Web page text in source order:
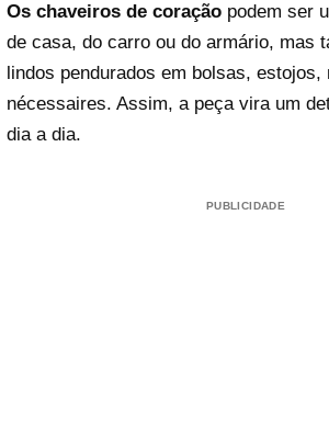
Os chaveiros de coração podem ser
de casa, do carro ou do armário, mas
lindos pendurados em bolsas, estojos,
nécessaires. Assim, a peça vira um
dia a dia.
PUBLICIDADE